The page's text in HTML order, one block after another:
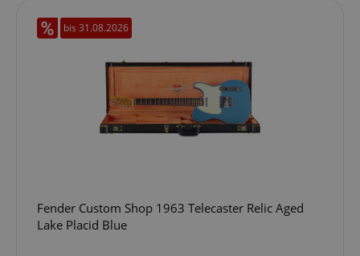
bis 31.08.2026
Fender Custom Shop 1963 Telecaster Relic Aged
Lake Placid Blue